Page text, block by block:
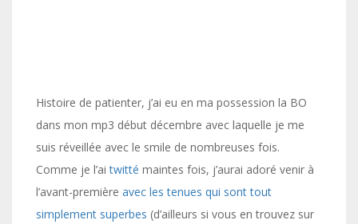
Histoire de patienter, j’ai eu en ma possession la BO
dans mon mp3 début décembre avec laquelle je me
suis réveillée avec le smile de nombreuses fois.
Comme je l’aitwitté maintes fois, j’aurai adoré venir à
l’avant-première avec les tenues qui sont tout
simplement superbes (d’ailleurs si vous en trouvez sur